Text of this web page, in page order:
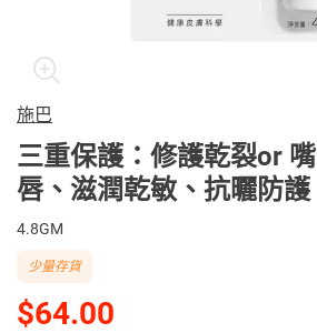
施巴
三重保護：修護乾裂or 嘴
唇、滋潤乾敏、抗曬防護
4.8GM
$64.00
少量存貨